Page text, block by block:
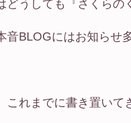
どうしても『さくらの
音BLOGにはお知らせ
これまでに書き置いて